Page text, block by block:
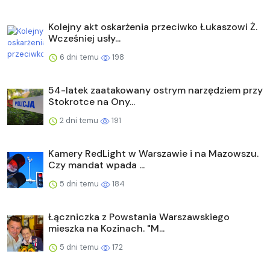
Kolejny akt oskarżenia przeciwko Łukaszowi Ż.
Wcześniej usły...
6 dni temu 198
54-latek zaatakowany ostrym narzędziem przy
Stokrotce na Ony...
2 dni temu 191
Kamery RedLight w Warszawie i na Mazowszu.
Czy mandat wpada ...
5 dni temu 184
Łączniczka z Powstania Warszawskiego
mieszka na Kozinach. "M...
5 dni temu 172